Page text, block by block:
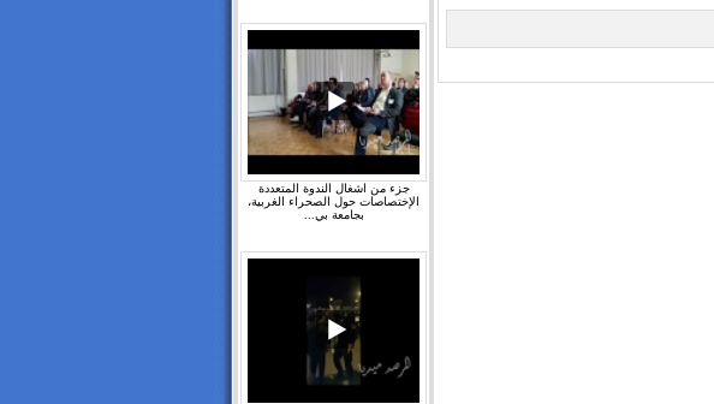
جزء من اشغال الندوة المتعددة
الإختصاصات حول الصحراء الغربية،
بجامعة بي...